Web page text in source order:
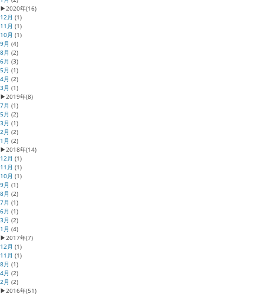
▶2020年(16)
12月 (1)
11月 (1)
10月 (1)
9月 (4)
8月 (2)
6月 (3)
5月 (1)
4月 (2)
3月 (1)
▶2019年(8)
7月 (1)
5月 (2)
3月 (1)
2月 (2)
1月 (2)
▶2018年(14)
12月 (1)
11月 (1)
10月 (1)
9月 (1)
8月 (2)
7月 (1)
6月 (1)
3月 (2)
1月 (4)
▶2017年(7)
12月 (1)
11月 (1)
8月 (1)
4月 (2)
2月 (2)
▶2016年(51)